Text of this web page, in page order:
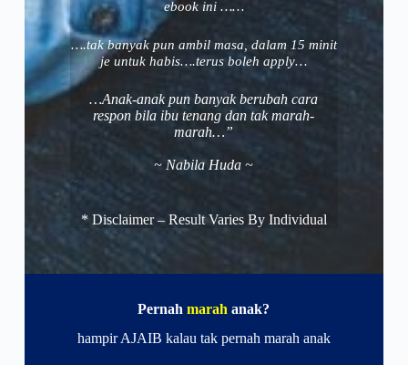
ebook ini ……
….tak banyak pun ambil masa, dalam 15 minit
je untuk habis….terus boleh apply…
…Anak-anak pun banyak berubah cara
respon bila ibu tenang dan tak marah-
marah…”
~ Nabila Huda ~
~
* Disclaimer – Result Varies By Individual
Pernahmarah anak?
hampir AJAIB kalau tak pernah marah anak